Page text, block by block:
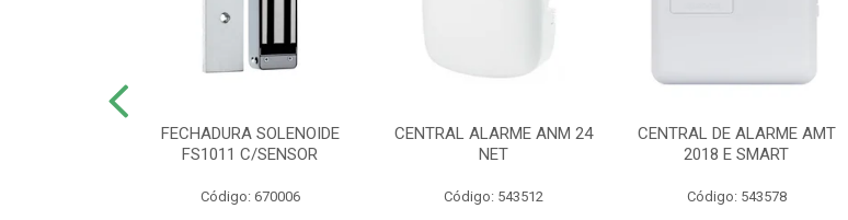
FECHADURA SOLENOIDE
FS1011 C/SENSOR
Código: 670006
CENTRAL ALARME ANM 24
NET
Código: 543512
CENTRAL DE ALARME AMT
2018 E SMART
Código: 543578